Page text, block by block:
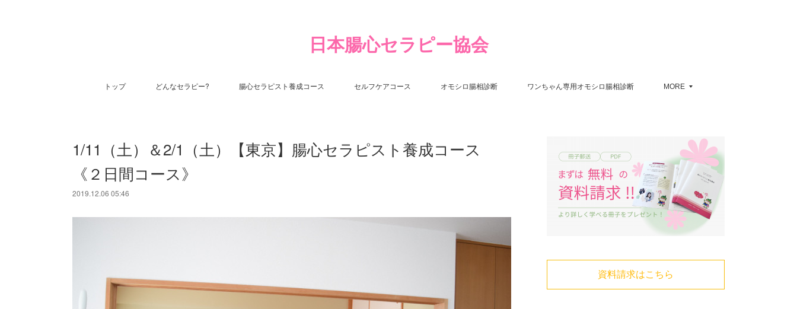
日本腸心セラピー協会
トップ どんなセラピー? 腸心セラピスト養成コース セルフケアコース オモシロ腸相診断 ワンちゃん専用オモシロ腸相診断 MORE
1/11（土）＆2/1（土）【東京】腸心セラピスト養成コース
《２日間コース》
2019.12.06 05:46
資料請求はこちら